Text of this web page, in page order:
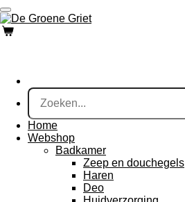
Ga
direct
naar
Home
Webshop
Badkamer
Zeep en douchegels
Haren
Deo